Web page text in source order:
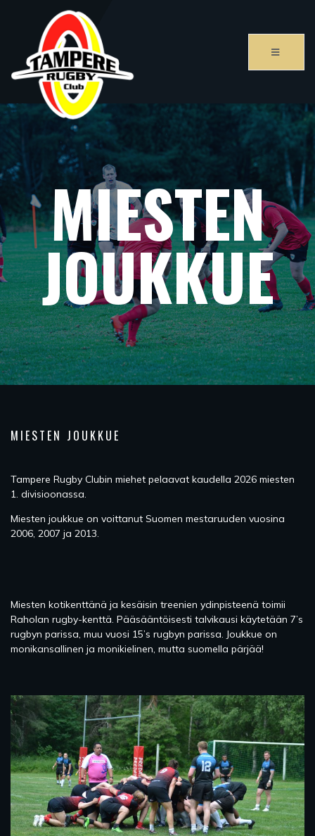
MIESTEN
JOUKKUE
MIESTEN JOUKKUE
Tampere Rugby Clubin miehet pelaavat kaudella 2026 miesten
1. divisioonassa.
Miesten joukkue on voittanut Suomen mestaruuden vuosina
2006, 2007 ja 2013.
Miesten kotikenttänä ja kesäisin treenien ydinpisteenä toimii
Raholan rugby-kenttä. Pääsääntöisesti talvikausi käytetään 7’s
rugbyn parissa, muu vuosi 15’s rugbyn parissa. Joukkue on
monikansallinen ja monikielinen, mutta suomella pärjää!